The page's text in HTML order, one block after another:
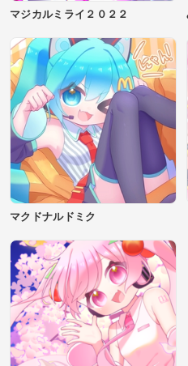
マジカルミライ２０２２
マクドナルドミク